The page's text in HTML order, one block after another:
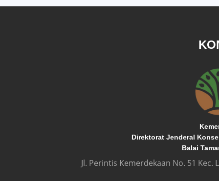
Direktorat Jenderal
Balai
Jl. Perintis Kemerdekaan No. 51